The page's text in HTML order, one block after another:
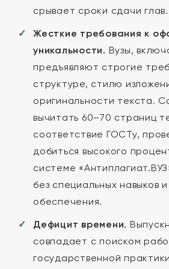
срывает сроки сдачи глав.
Жесткие требования к
уникальности. Вузы,
предъявляют строгие
структуре, стилю
оригинальности текста.
вычитать 60–70 страниц
соответствие ГОСТу,
добиться высокого
системе
без специальных навыков
обеспечения.
Дефицит времени.
совпадает с поиском
государственной